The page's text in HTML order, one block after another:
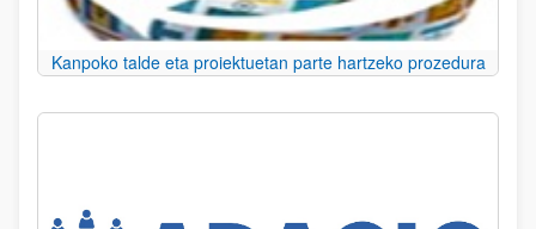
Kanpoko talde eta proiektuetan parte hartzeko prozedura